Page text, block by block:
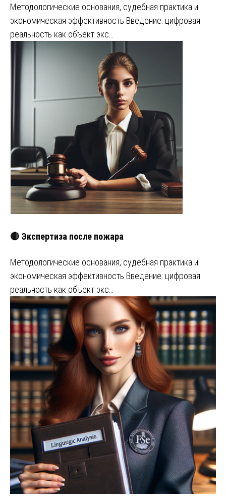
Методологические основания, судебная практика и
экономическая эффективность Введение: цифровая
реальность как объект экс…
🔴 Экспертиза после пожара
Методологические основания, судебная практика и
экономическая эффективность Введение: цифровая
реальность как объект экс…